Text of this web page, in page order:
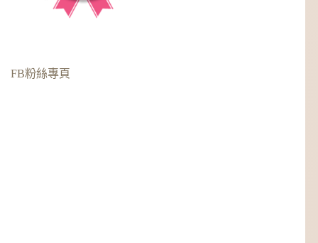
FB粉絲專頁